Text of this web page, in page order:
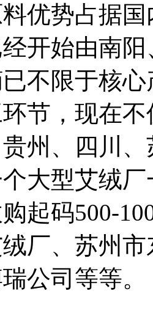
优势占据
开始由南
不限于核
节，现在
州、四川
大型艾绒
起码500-
厂、苏州
公司等等。